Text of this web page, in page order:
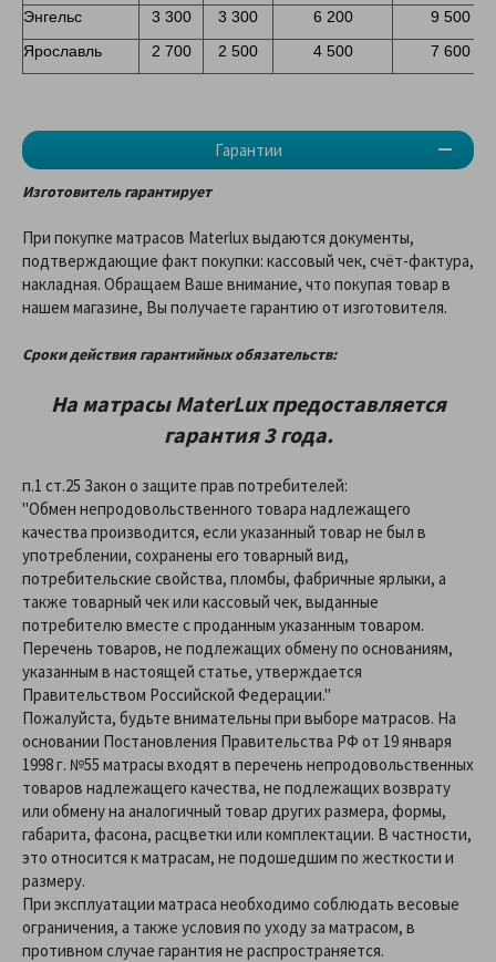
Гарантии
Энгельс
3 300 3 300 6 200
9 500
Ярославль
2 700 2 500 4 500 7 600
Изготовитель гарантирует
При покупке матрасов Materlux выдаются документы,
подтверждающие факт покупки: кассовый чек, счёт-фактура,
накладная. Обращаем Ваше внимание, что покупая товар в
нашем магазине, Вы получаете гарантию от изготовителя.
Сроки действия гарантийных обязательств:
На матрасы MaterLuxпредоставляетcя
гарантия 3 года.
п.1 ст.25 Закон о защите прав потребителей:
"Обмен непродовольственного товара надлежащего
качества производится, если указанный товар не был в
употреблении, сохранены его товарный вид,
потребительские свойства, пломбы, фабричные ярлыки, а
также товарный чек или кассовый чек, выданные
потребителю вместе с проданным указанным товаром.
Перечень товаров, не подлежащих обмену по основаниям,
указанным в настоящей статье, утверждается
Правительством Российской Федерации."
Пожалуйста, будьте внимательны при выборе матрасов. На
основании Постановления Правительства РФ от 19 января
1998 г. №55 матрасы входят в перечень непродовольственных
товаров надлежащего качества, не подлежащих возврату
или обмену на аналогичный товар других размера, формы,
габарита, фасона, расцветки или комплектации. В частности,
это относится к матрасам, не подошедшим по жесткости и
размеру.
При эксплуатации матраса необходимо соблюдать весовые
ограничения, а также условия по уходу за матрасом, в
противном случае гарантия не распространяется.